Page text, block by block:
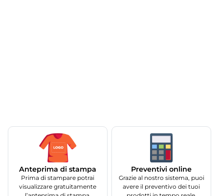
Anteprima di stampa
Prima di stampare potrai
visualizzare gratuitamente
Preventivi online
Grazie al nostro sistema, puoi
avere il preventivo dei tuoi